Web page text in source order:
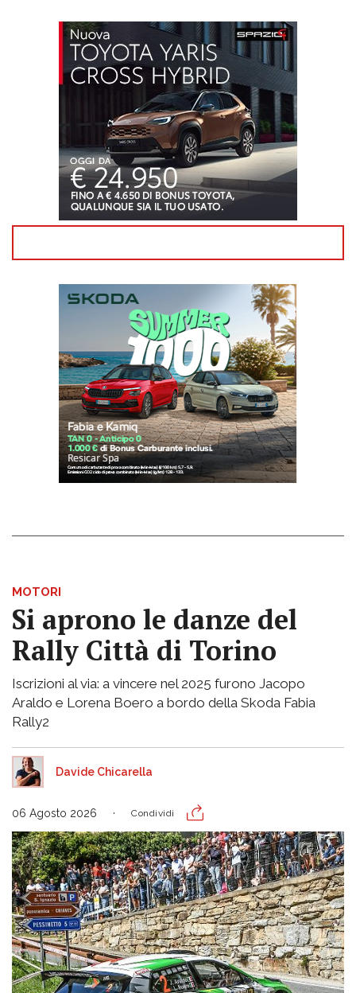
MOTORI
Si aprono le danze del
Rally Città di Torino
Iscrizioni al via: a vincere nel 2025 furono Jacopo
Araldo e Lorena Boero a bordo della Skoda Fabia
Rally2
Davide Chicarella
06 Agosto 2026 Condividi